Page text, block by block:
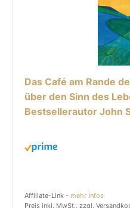
Das Café am Rande
über den Sinn des
Bestsellerautor John
Affiliate-Link - mehr Infos
Preis inkl. MwSt., zzgl.